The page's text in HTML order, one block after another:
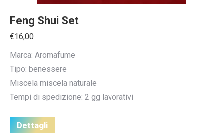
Feng Shui Set
€16,00
Marca: Aromafume
Tipo: benessere
Miscela miscela naturale
Tempi di spedizione: 2 gg lavorativi
Dettagli